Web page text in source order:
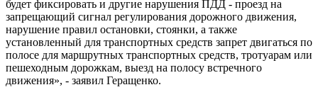
будет фиксировать и другие нарушения ПДД - проезд на
запрещающий сигнал регулирования дорожного движения,
нарушение правил остановки, стоянки, а также
установленный для транспортных средств запрет двигаться по
полосе для маршрутных транспортных средств, тротуарам или
пешеходным дорожкам, выезд на полосу встречного
движения», - заявил Геращенко.